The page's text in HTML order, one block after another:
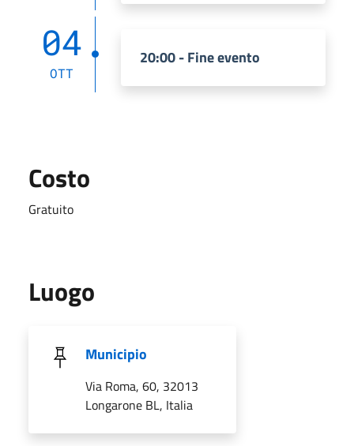
04
OTT
20:00 - Fine evento
Costo
Gratuito
Luogo
Municipio
Via Roma, 60, 32013
Longarone BL, Italia